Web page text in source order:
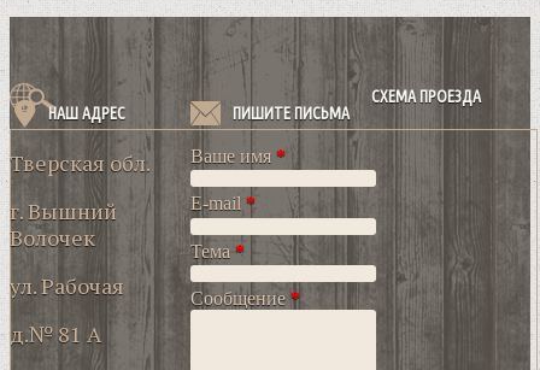
НАШ АДРЕС
Тверская обл.
г. Вышний
Волочек
ул. Рабочая
д.№ 81 А
ПИШИТЕ ПИСЬМА
Ваше имя *
E-mail *
Тема *
Сообщение *
СХЕМА ПРОЕЗДА